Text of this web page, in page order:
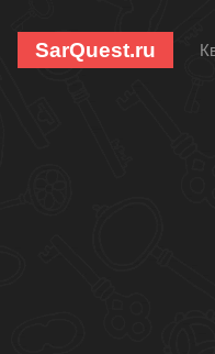
SarQuest.ru